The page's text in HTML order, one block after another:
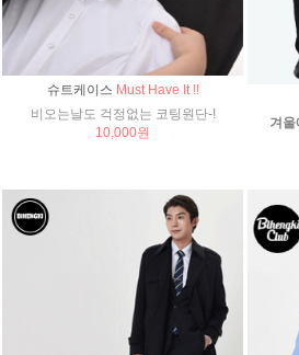
슈트케이스 Must Have It !!
비오는날도 걱정없는 코팅원단-!
10,000원
겨